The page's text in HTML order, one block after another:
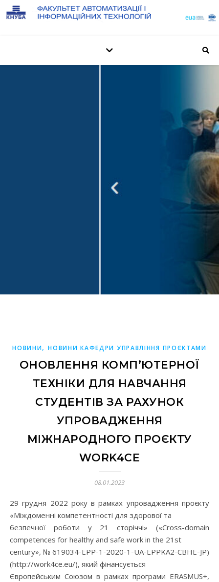
НОВИНИ,НОВИНИ КАФЕДРИ УПРАВЛІННЯ ПРОЄКТАМИ
ОНОВЛЕННЯ КОМП’ЮТЕРНОЇ
ТЕХНІКИ ДЛЯ НАВЧАННЯ
СТУДЕНТІВ ЗА РАХУНОК
УПРОВАДЖЕННЯ
МІЖНАРОДНОГО ПРОЄКТУ
WORK4CE
08.01.2023
29 грудня 2022 року в рамках упровадження проєкту
«Міждоменні компетентності для здорової та
безпечної роботи у 21 сторіччі» («Cross-domain
competences for healthy and safe work in the 21st
century», № 619034-EPP-1-2020-1-UA-EPPKA2-CBHE-JP)
(http://work4ce.eu/), який фінансується
Європейським Союзом в рамках програми ERASMUS+,